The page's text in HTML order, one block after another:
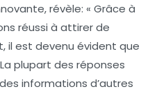
révèle: « Grâce à
réussi à attirer de
il est devenu évident que
plupart des réponses
informations d’autres